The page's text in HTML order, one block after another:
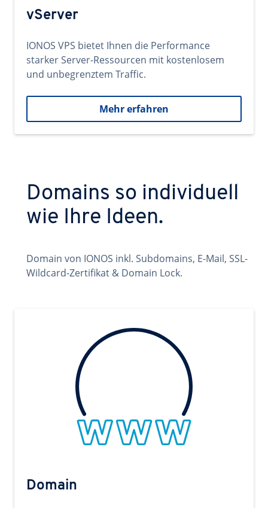
vServer
IONOS VPS bietet Ihnen die Performance
starker Server-Ressourcen mit kostenlosem
und unbegrenztem Traffic.
Mehr erfahren
Domains so individuell
wie Ihre Ideen.
Domain von IONOS inkl. Subdomains, E-Mail, SSL-
Wildcard-Zertifikat & Domain Lock.
Domain